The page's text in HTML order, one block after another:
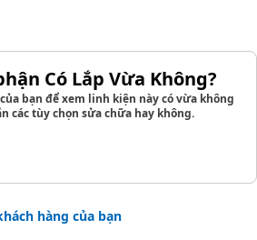
Có Lắp Vừa Không?
bạn để xem linh kiện này có vừa không
các tùy chọn sửa chữa hay không.
hàng của bạn